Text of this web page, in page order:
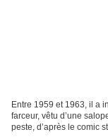
Entre 1959 et 1963, il a
farceur, vêtu d’une
peste, d’après le comic